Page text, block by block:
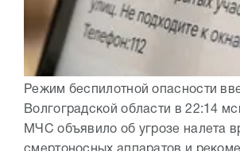
Режим беспилотной опасности
Волгоградской области в 22:14
МЧС объявило об угрозе налета